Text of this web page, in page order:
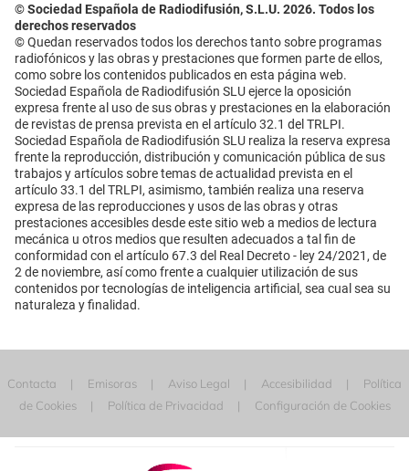
© Sociedad Española de Radiodifusión, S.L.U. 2026. Todos los
derechos reservados
© Quedan reservados todos los derechos tanto sobre programas
radiofónicos y las obras y prestaciones que formen parte de ellos,
como sobre los contenidos publicados en esta página web.
Sociedad Española de Radiodifusión SLU ejerce la oposición
expresa frente al uso de sus obras y prestaciones en la elaboración
de revistas de prensa prevista en el artículo 32.1 del TRLPI.
Sociedad Española de Radiodifusión SLU realiza la reserva expresa
frente la reproducción, distribución y comunicación pública de sus
trabajos y artículos sobre temas de actualidad prevista en el
artículo 33.1 del TRLPI, asimismo, también realiza una reserva
expresa de las reproducciones y usos de las obras y otras
prestaciones accesibles desde este sitio web a medios de lectura
mecánica u otros medios que resulten adecuados a tal fin de
conformidad con el artículo 67.3 del Real Decreto - ley 24/2021, de
2 de noviembre, así como frente a cualquier utilización de sus
contenidos por tecnologías de inteligencia artificial, sea cual sea su
naturaleza y finalidad.
Contacta Emisoras Aviso Legal Accesibilidad
Política
de Cookies
Política de Privacidad Configuración de Cookies